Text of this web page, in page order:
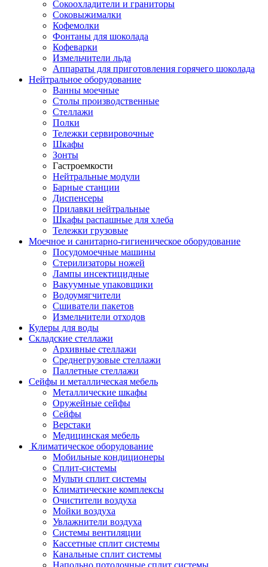
Сокоохладители и граниторы
Соковыжималки
Кофемолки
Фонтаны для шоколада
Кофеварки
Измельчители льда
Аппараты для приготовления горячего шоколада
Нейтральное оборудование
Ванны моечные
Столы производственные
Стеллажи
Полки
Тележки сервировочные
Шкафы
Зонты
Гастроемкости
Нейтральные модули
Барные станции
Диспенсеры
Прилавки нейтральные
Шкафы распашные для хлеба
Тележки грузовые
Моечное и санитарно-гигиеническое оборудование
Посудомоечные машины
Стерилизаторы ножей
Лампы инсектицидные
Вакуумные упаковщики
Водоумягчители
Сшиватели пакетов
Измельчители отходов
Кулеры для воды
Складские стеллажи
Архивные стеллажи
Среднегрузовые стеллажи
Паллетные стеллажи
Сейфы и металлическая мебель
Металлические шкафы
Оружейные сейфы
Сейфы
Верстаки
Медицинская мебель
Климатическое оборудование
Мобильные кондиционеры
Сплит-системы
Мульти сплит системы
Климатические комплексы
Очистители воздуха
Мойки воздуха
Увлажнители воздуха
Системы вентиляции
Кассетные сплит системы
Канальные сплит системы
Напольно потолочные сплит системы